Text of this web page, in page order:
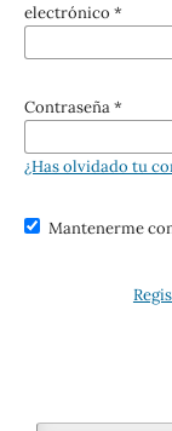
electrónico *
Contraseña*
¿Has olvidado tu
Mantenerme